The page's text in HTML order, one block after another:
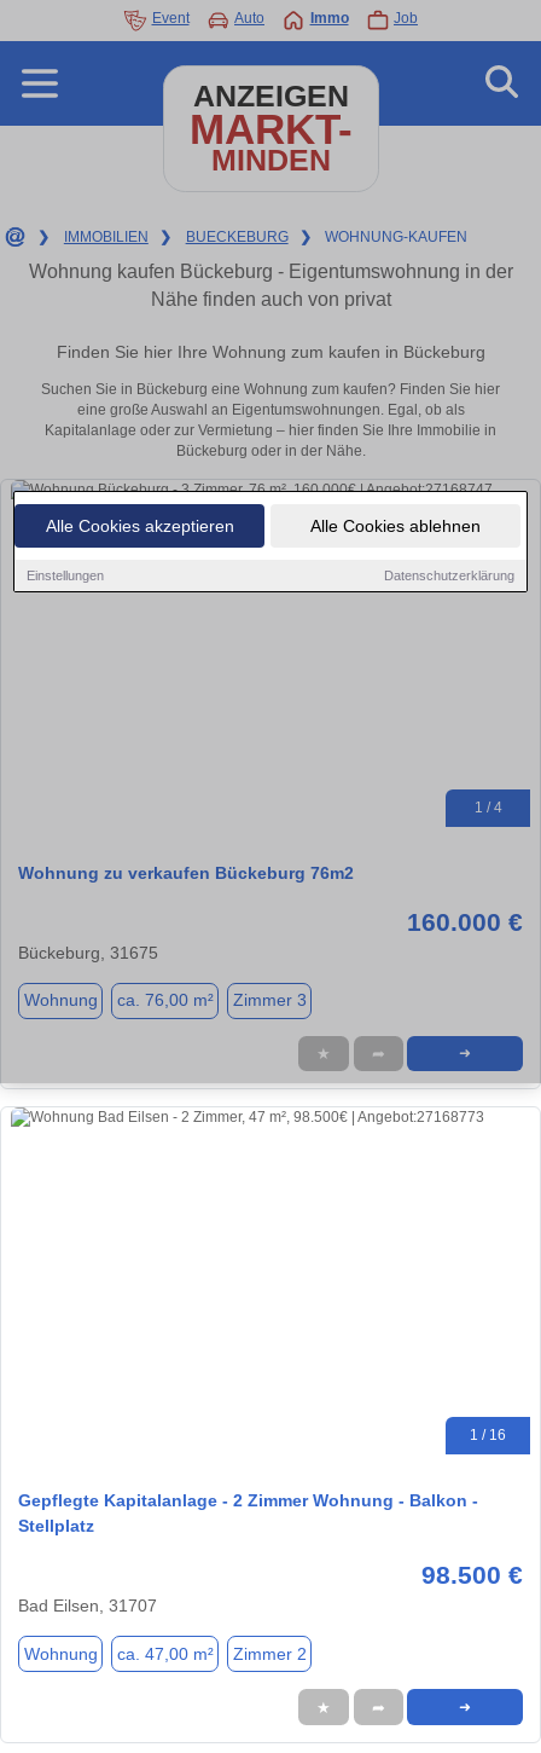
Alle Cookies akzeptieren Alle Cookies ablehnen
Einstellungen Datenschutzerklärung
Event Auto Immo Job
ANZEIGEN
MARKT-
MINDEN
❯ IMMOBILIEN ❯ BUECKEBURG ❯ WOHNUNG-KAUFEN
Wohnung kaufen Bückeburg - Eigentumswohnung in der
Nähe finden auch von privat
Finden Sie hier Ihre Wohnung zum kaufen in Bückeburg
Suchen Sie in Bückeburg eine Wohnung zum kaufen? Finden Sie hier
eine große Auswahl an Eigentumswohnungen. Egal, ob als
Kapitalanlage oder zur Vermietung – hier finden Sie Ihre Immobilie in
Bückeburg oder in der Nähe.
1 / 4
Wohnung zu verkaufen Bückeburg 76m2
160.000 €
Bückeburg, 31675
Wohnung ca. 76,00 m² Zimmer 3
★ ➦ ➜
1 / 16
Gepflegte Kapitalanlage - 2 Zimmer Wohnung - Balkon -
Stellplatz
98.500 €
Bad Eilsen, 31707
Wohnung ca. 47,00 m² Zimmer 2
★ ➦ ➜